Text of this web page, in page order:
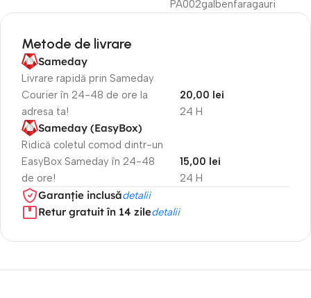
PA002galbenfaragauri
Metode de livrare
Sameday
Livrare rapidă prin Sameday
Courier în 24-48 de ore la
adresa ta!
24 H
20,00 lei
Sameday (EasyBox)
Ridică coletul comod dintr-un
EasyBox Sameday în 24-48
de ore!
24 H
15,00 lei
Garanție inclusădetalii
Retur gratuit în 14 ziledetalii